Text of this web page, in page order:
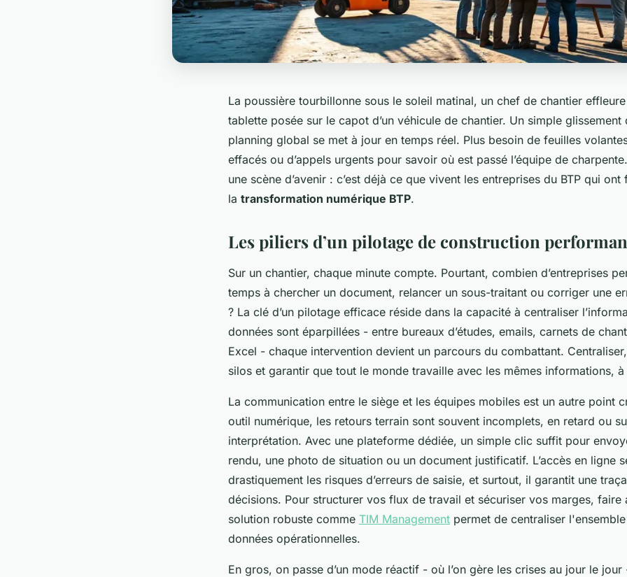
La poussière tourbillonne sous le soleil matinal, un chef de chantier effleure
tablette posée sur le capot d’un véhicule de chantier. Un simple
planning global se met à jour en temps réel. Plus besoin de feuilles
effacés ou d’appels urgents pour savoir où est passé l’équipe de
une scène d’avenir : c’est déjà ce que vivent les entreprises du BTP qui
la transformation numérique BTP.
Les piliers d’un pilotage de construction
Sur un chantier, chaque minute compte. Pourtant, combien d’entreprises
temps à chercher un document, relancer un sous-traitant ou corriger une
? La clé d’un pilotage efficace réside dans la capacité à centraliser
données sont éparpillées - entre bureaux d’études, emails, carnets de
Excel - chaque intervention devient un parcours du combattant.
silos et garantir que tout le monde travaille avec les mêmes informations,
La communication entre le siège et les équipes mobiles est un autre point
outil numérique, les retours terrain sont souvent incomplets, en retard ou
interprétation. Avec une plateforme dédiée, un simple clic suffit pour
rendu, une photo de situation ou un document justificatif. L’accès en ligne
drastiquement les risques d’erreurs de saisie, et surtout, il garantit une
décisions. Pour structurer vos flux de travail et sécuriser vos marges, faire
solution robuste comme TIM Management permet de centraliser
données opérationnelles.
En gros, on passe d’un mode réactif - où l’on gère les crises au jour le